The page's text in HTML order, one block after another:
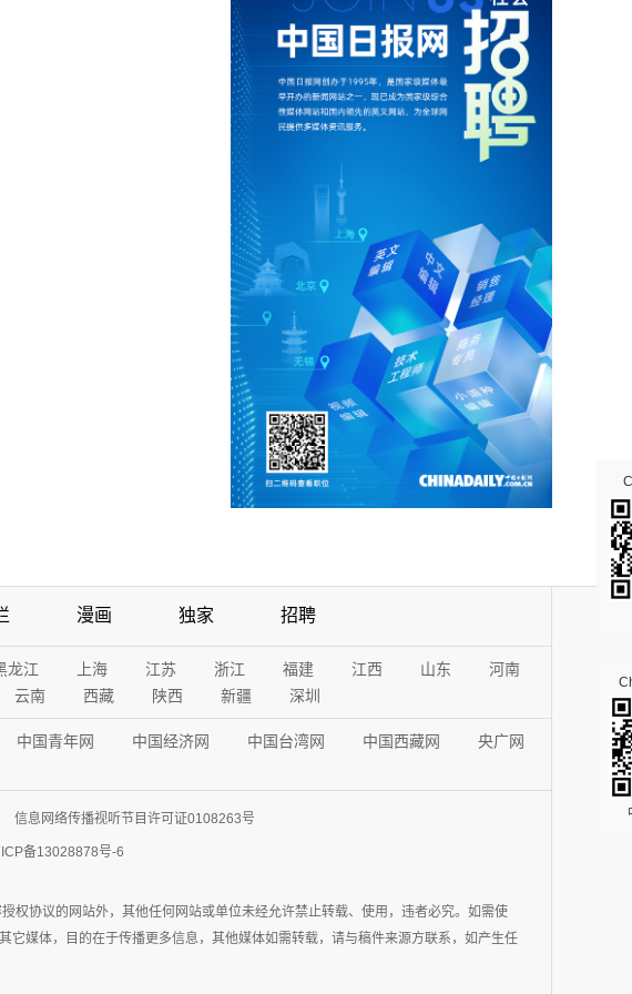
漫画 独家 招聘
龙江 上海 江苏 浙江 福建 江西 山东
河南
云南 西藏 陕西 新疆 深圳
中国青年网 中国经济网 中国台湾网 中国西藏网
央广网
信息网络传播视听节目许可证0108263号
备13028878号-6
权协议的网站外，其他任何网站或单位未经允许禁止转载、使用，违者必究。如需使
媒体，目的在于传播更多信息，其他媒体如需转载，请与稿件来源方联系，如产生任